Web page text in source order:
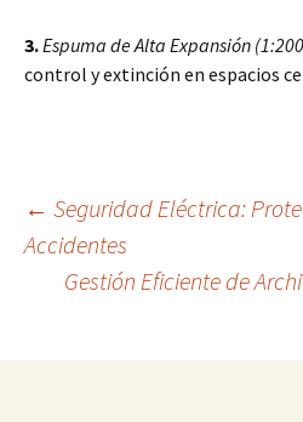
3.Espuma de Alta Expansión
control y extinción en espacios
entradas
← Seguridad Eléctrica:
Accidentes
Gestión Eficiente de